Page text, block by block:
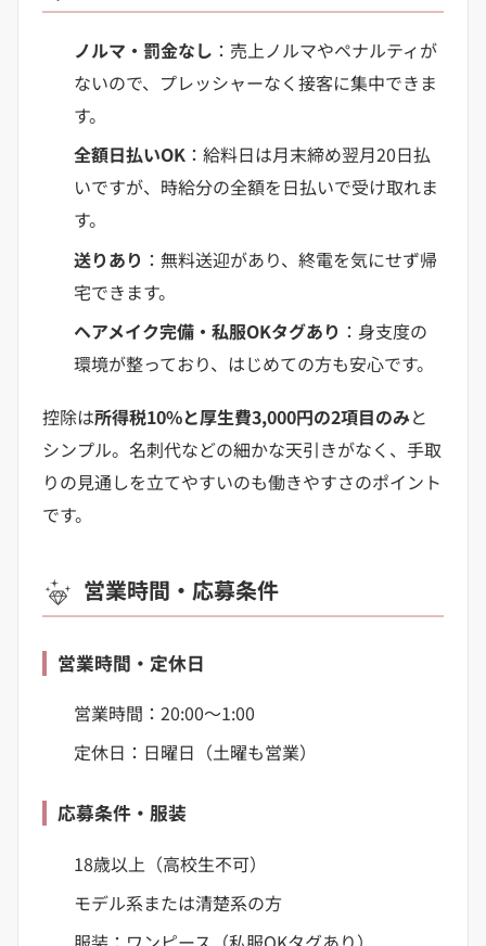
ノルマ・罰金なし ：売上ノルマやペナルティが
ないので、プレッシャーなく接客に集中できま
す。
全額日払いOK ：給料日は月末締め翌月20日払
いですが、時給分の全額を日払いで受け取れま
す。
送りあり ：無料送迎があり、終電を気にせず帰
宅できます。
ヘアメイク完備・私服OKタグあり ：身支度の
環境が整っており、はじめての方も安心です。
控除は所得税10%と厚生費3,000円の2項目のみと
シンプル。名刺代などの細かな天引きがなく、手取
りの見通しを立てやすいのも働きやすさのポイント
です。
営業時間・応募条件
営業時間・定休日
営業時間：20:00〜1:00
定休日：日曜日（土曜も営業）
応募条件・服装
18歳以上（高校生不可）
モデル系または清楚系の方